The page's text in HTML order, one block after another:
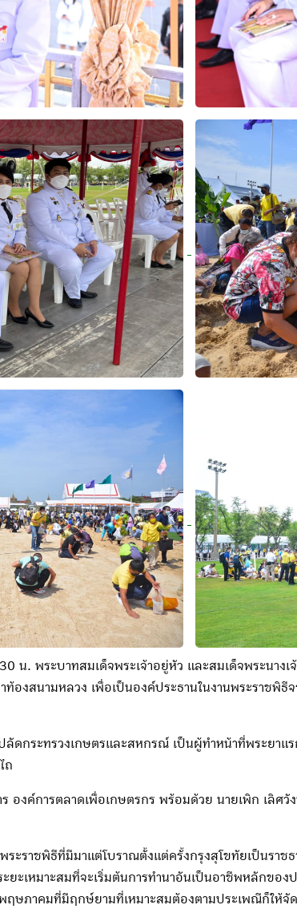
. พระบาทสมเด็จพระเจ้าอยู่หัว และสมเด็จพระนางเ
องสนามหลวง เพื่อเป็นองค์ประธานในงานพระราชพิ
ดกระทรวงเกษตรและสหกรณ์ เป็นผู้ทำหน้าที่พระยาแ
ถ
องค์การตลาดเพื่อเกษตรกร พร้อมด้วย นายเพิก เลิศ
ะราชพิธีที่มีมาแต่โบราณตั้งแต่ครั้งกรุงสุโขทัยเป็นรา
ยะเหมาะสมที่จะเริ่มต้นการทำนาอันเป็นอาชีพหลักขอ
พฤษภาคมที่มีฤกษ์ยามที่เหมาะสมต้องตามประเพณีก็ใ